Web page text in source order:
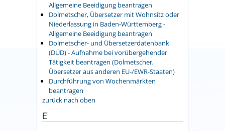
Allgemeine Beeidigung beantragen
Dolmetscher, Übersetzer mit Wohnsitz oder
Niederlassung in Baden-Württemberg -
Allgemeine Beeidigung beantragen
Dolmetscher- und Übersetzerdatenbank
(DÜD) - Aufnahme bei vorübergehender
Tätigkeit beantragen (Dolmetscher,
Übersetzer aus anderen EU-/EWR-Staaten)
Durchführung von Wochenmärkten
beantragen
zurück nach oben
E